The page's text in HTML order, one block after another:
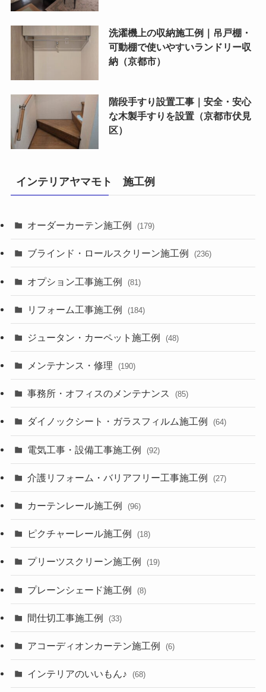
洗濯機上の収納施工例｜吊戸棚・
可動棚で使いやすいランドリー収
納（京都市）
階段手すり設置工事｜安全・安心
な木製手すりを設置（京都市伏見
区）
インテリアヤマモト 施工例
オーダーカーテン施工例 (179)
ブラインド・ロールスクリーン施工例 (236)
オプション工事施工例 (81)
リフォーム工事施工例 (184)
ジュータン・カーペット施工例 (48)
メンテナンス・修理 (190)
事務所・オフィスのメンテナンス (85)
ダイノックシート・ガラスフィルム施工例 (64)
電気工事・設備工事施工例 (92)
介護リフォーム・バリアフリー工事施工例 (27)
カーテンレール施工例 (96)
ピクチャーレール施工例 (18)
プリーツスクリーン施工例 (19)
プレーンシェード施工例 (8)
間仕切工事施工例 (33)
アコーディオンカーテン施工例 (6)
インテリアのいいもん♪ (68)